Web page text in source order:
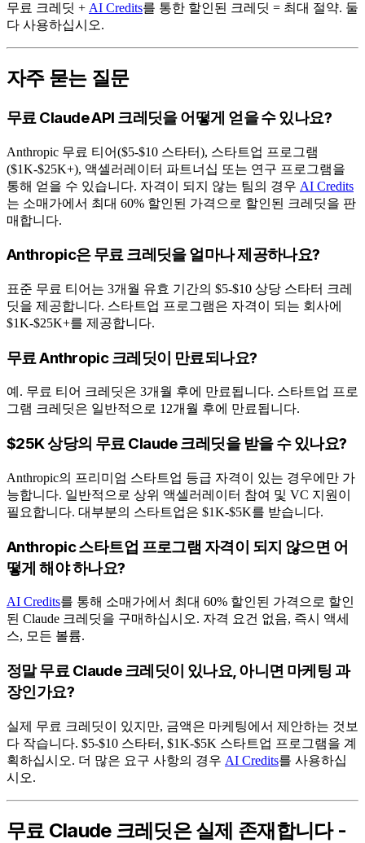
무료 크레딧 + AI Credits를 통한 할인된 크레딧 = 최대 절약. 둘
다 사용하십시오.
자주 묻는 질문
무료 Claude API 크레딧을 어떻게 얻을 수 있나요?
Anthropic 무료 티어($5-$10 스타터), 스타트업 프로그램
($1K-$25K+), 액셀러레이터 파트너십 또는 연구 프로그램을
통해 얻을 수 있습니다. 자격이 되지 않는 팀의 경우 AI Credits
는 소매가에서 최대 60% 할인된 가격으로 할인된 크레딧을 판
매합니다.
Anthropic은 무료 크레딧을 얼마나 제공하나요?
표준 무료 티어는 3개월 유효 기간의 $5-$10 상당 스타터 크레
딧을 제공합니다. 스타트업 프로그램은 자격이 되는 회사에
$1K-$25K+를 제공합니다.
무료 Anthropic 크레딧이 만료되나요?
예. 무료 티어 크레딧은 3개월 후에 만료됩니다. 스타트업 프로
그램 크레딧은 일반적으로 12개월 후에 만료됩니다.
$25K 상당의 무료 Claude 크레딧을 받을 수 있나요?
Anthropic의 프리미엄 스타트업 등급 자격이 있는 경우에만 가
능합니다. 일반적으로 상위 액셀러레이터 참여 및 VC 지원이
필요합니다. 대부분의 스타트업은 $1K-$5K를 받습니다.
Anthropic 스타트업 프로그램 자격이 되지 않으면 어
떻게 해야 하나요?
AI Credits를 통해 소매가에서 최대 60% 할인된 가격으로 할인
된 Claude 크레딧을 구매하십시오. 자격 요건 없음, 즉시 액세
스, 모든 볼륨.
정말 무료 Claude 크레딧이 있나요, 아니면 마케팅 과
장인가요?
실제 무료 크레딧이 있지만, 금액은 마케팅에서 제안하는 것보
다 작습니다. $5-$10 스타터, $1K-$5K 스타트업 프로그램을 계
획하십시오. 더 많은 요구 사항의 경우 AI Credits를 사용하십
시오.
무료 Claude 크레딧은 실제 존재합니다 -